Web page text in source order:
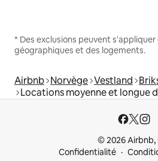
* Des exclusions peuvent
géographiques et des logements.
Airbnb Norvège Vestland
Locations moyenne et longue
© 2026 Airbnb,
Confidentialité